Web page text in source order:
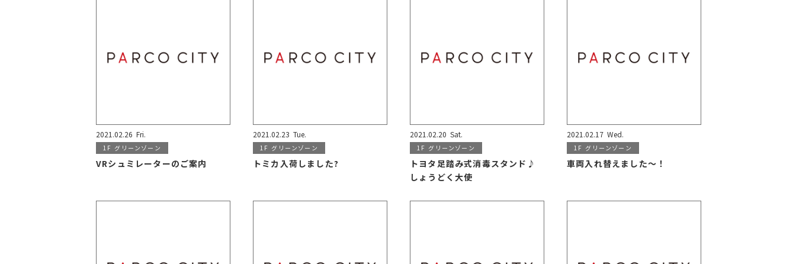
2021.02.26 Fri.
1F グリーンゾーン
VRシュミレーターのご案内
2021.02.23 Tue.
1F グリーンゾーン
トミカ入荷しました?
2021.02.20 Sat.
1F グリーンゾーン
トヨタ足踏み式消毒スタンド♪
しょうどく大使
2021.02.17 Wed.
1F グリーンゾーン
車両入れ替えました〜！